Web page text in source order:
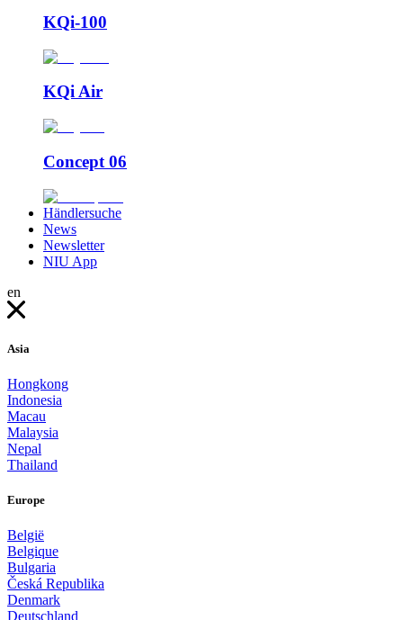
KQi-100
KQi Air
Concept 06
Händlersuche
News
Newsletter
NIU App
en
Asia
Hongkong
Indonesia
Macau
Malaysia
Nepal
Thailand
Europe
België
Belgique
Bulgaria
Česká Republika
Denmark
Deutschland